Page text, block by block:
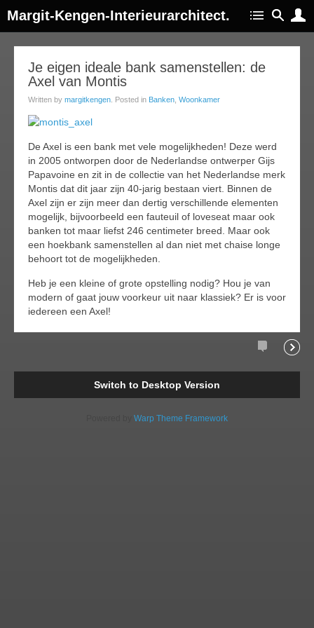
Margit-Kengen-Interieurarchitect.
Je eigen ideale bank samenstellen: de
Axel van Montis
Written by margitkengen . Posted in Banken Woonkamer
De Axel is een bank met vele mogelijkheden! Deze werd
in 2005 ontworpen door de Nederlandse ontwerper Gijs
Papavoine en zit in de collectie van het Nederlandse merk
Montis dat dit jaar zijn 40-jarig bestaan viert. Binnen de
Axel zijn er zijn meer dan dertig verschillende elementen
mogelijk, bijvoorbeeld een fauteuil of loveseat maar ook
banken tot maar liefst 246 centimeter breed. Maar ook
een hoekbank samenstellen al dan niet met chaise longe
behoort tot de mogelijkheden.
Heb je een kleine of grote opstelling nodig? Hou je van
modern of gaat jouw voorkeur uit naar klassiek? Er is voor
iedereen een Axel!
Comments
Switch to Desktop Version
Warp Theme Framework